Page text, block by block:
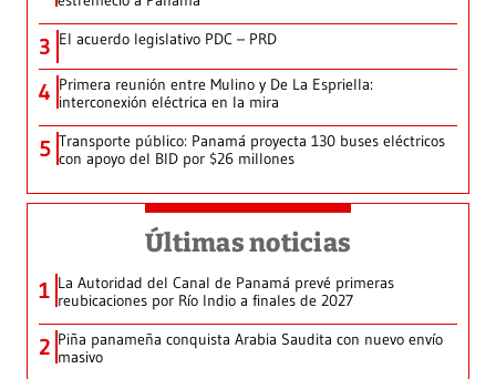
3 El acuerdo legislativo PDC – PRD
4 Primera reunión entre Mulino y De La Espriella:
interconexión eléctrica en la mira
5 Transporte público: Panamá proyecta 130 buses eléctricos
con apoyo del BID por $26 millones
Últimas noticias
1 La Autoridad del Canal de Panamá prevé primeras
reubicaciones por Río Indio a finales de 2027
2 Piña panameña conquista Arabia Saudita con nuevo envío
masivo